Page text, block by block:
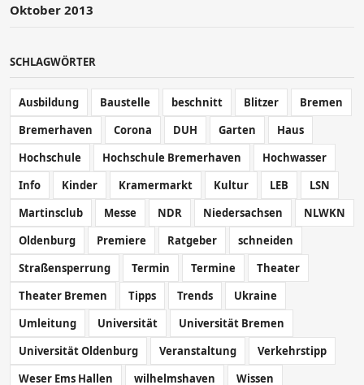
Oktober 2013
SCHLAGWÖRTER
Ausbildung Baustelle beschnitt Blitzer
Bremen
Bremerhaven
Corona DUH Garten
Haus
Hochschule
Hochschule Bremerhaven
Hochwasser
Info
Kinder Kramermarkt Kultur LEB
LSN
Martinsclub
Messe NDR Niedersachsen
NLWKN
Oldenburg
Premiere Ratgeber
schneiden
Straßensperrung
Termin Termine
Theater
Theater Bremen
Tipps Trends
Ukraine
Umleitung
Universität
Universität Bremen
Universität Oldenburg
Veranstaltung
Verkehrstipp
Weser Ems Hallen
wilhelmshaven Wissen